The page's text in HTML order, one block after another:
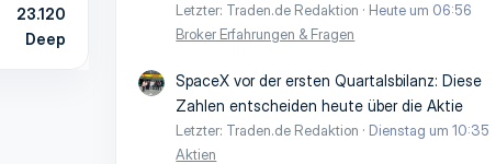
23.120
Deep
Letzter: Traden.de Redaktion
Heute um 06:56
Broker Erfahrungen & Fragen
SpaceX vor der ersten Quartalsbilanz: Diese
Zahlen entscheiden heute über die Aktie
Letzter: Traden.de Redaktion
Dienstag um 10:35
Aktien